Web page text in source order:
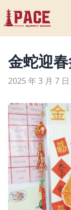
金蛇迎
2025 年 3 月 7 日